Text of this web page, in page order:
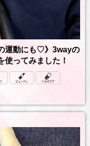
運動にも♡》3wayの
ってみました！